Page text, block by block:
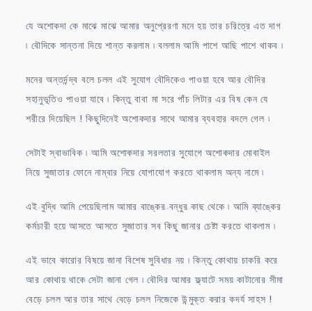
যে অশোকদা কে মাঝে মাঝে আমার অনুপ্রেরণা মনে হয় তার চরিত্রে এত দাগ
৷ বৌদিকে সান্তনা দিয়ে শান্ত করলাম ৷ বললাম আমি পাশে আছি পাশে থাকব ৷
মনের অন্তর্দন্দ্ব বলে চলল এই সুযোগ বৌদিকেও পাওয়া হবে আর বৌদির
সহানুভূতিও পাওয়া যাবে ৷ কিন্তু বাবা মা সরে পাঁচ লিটার এর বিষ কেন যে
শরীরে দিয়েছিল ! কিছুদিনেই অশোকদার সাথে আমার ব্যবহার বদলে গেল ৷
সেটাই স্বাভাবিক ৷ আমি অশোকদার সরলতার সুযোগে অশোকদার মোবাইল
নিয়ে সুজাতার ফোনে নাম্বার নিয়ে যোগাযোগ করতে থাকলাম অন্য নামে ৷
এই বুদ্ধি আমি পেয়েছিলাম আমার বাঙ্কের বন্ধুর কাছ থেকে ৷ আমি ব্যাঙ্কের
কর্মচারী হয়ে আসতে আসতে সুজাতার সব কিছু জানার চেষ্টা করতে থাকলাম ৷
এই ভাবে কারোর বিষয়ে জানা বিশেষ সুবিধার নয় ৷ কিন্তু কোথায় চাকরি করে
আর কোথায় থাকে সেটা জানা গেল ৷ বৌদির আমার ফ্ল্যাটে সময় কাটানোর সীমা
বেড়ে চলল আর তার সাথে বেড়ে চলল নিজেকে উন্মুক্ত করার কদর্য সাহস !